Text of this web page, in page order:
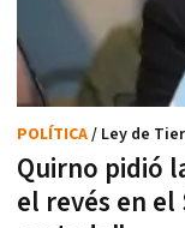
Quirno pidió
el revés en el
POLÍTICA/ Ley de